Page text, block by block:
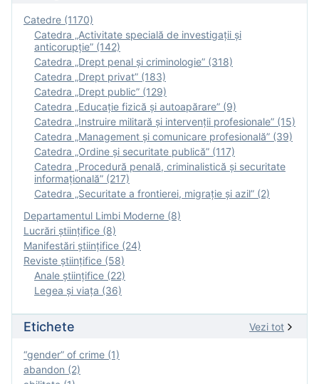
Catedre (1170)
Catedra „Activitate specială de investigaţii şi
anticorupție” (142)
Catedra „Drept penal și criminologie” (318)
Catedra „Drept privat” (183)
Catedra „Drept public” (129)
Catedra „Educație fizică şi autoapărare” (9)
Catedra „Instruire militară şi intervenţii profesionale” (15)
Catedra „Management și comunicare profesională” (39)
Catedra „Ordine și securitate publică” (117)
Catedra „Procedură penală, criminalistică și securitate
informațională” (217)
Catedra „Securitate a frontierei, migrație și azil” (2)
Departamentul Limbi Moderne (8)
Lucrări științifice (8)
Manifestări ştiinţifice (24)
Reviste ştiinţifice (58)
Anale ştiinţifice (22)
Legea şi viaţa (36)
Etichete Vezi tot
“gender” of crime (1)
abandon (2)